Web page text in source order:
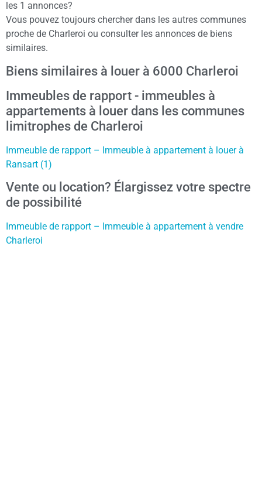
les 1 annonces?
Vous pouvez toujours chercher dans les autres communes
proche de Charleroi ou consulter les annonces de biens
similaires.
Biens similaires à louer à 6000 Charleroi
Immeubles de rapport - immeubles à
appartements à louer dans les communes
limitrophes de Charleroi
Immeuble de rapport – Immeuble à appartement à louer à
Ransart (1)
Vente ou location? Élargissez votre spectre
de possibilité
Immeuble de rapport – Immeuble à appartement à vendre
Charleroi